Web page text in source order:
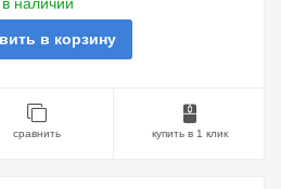
в корзину
сравнить купить в 1 клик